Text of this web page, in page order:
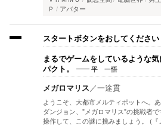
Ｐ
アバター
スタートボタンをおしてください
まるでゲームをしているような
パクト。
平 一悟
メガロマリス／一途貫
ようこそ、大都市メルティポットへ。
ダンジョン、"メガロマリス"の挑戦者
操作して、この謎に挑みましょう。 (